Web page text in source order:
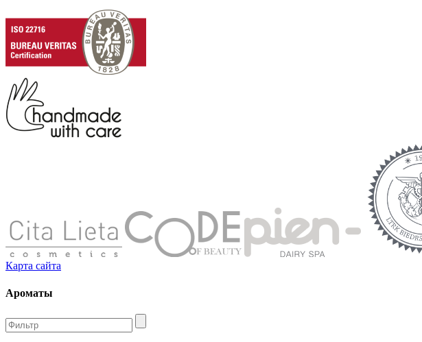
Карта сайта
Ароматы